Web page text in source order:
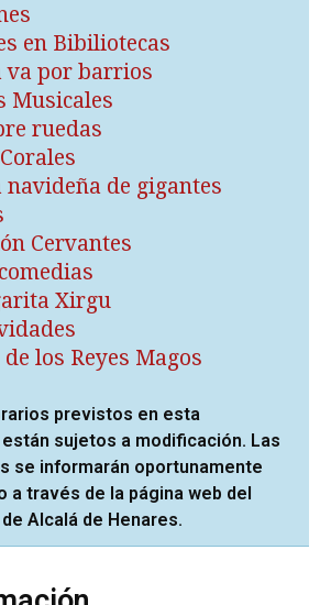
en Bibiliotecas
va por barrios
Musicales
ruedas
navideña de gigantes
Cervantes
Xirgu
los Reyes Magos
previstos en esta
sujetos a modificación. Las
se informarán oportunamente
a través de la página web del
Alcalá de Henares.